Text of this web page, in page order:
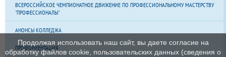
ВСЕРОССИЙСКОЕ ЧЕМПИОНАТНОЕ ДВИЖЕНИЕ ПО ПРОФЕССИОНАЛЬНОМУ МАСТЕРСТВУ
"ПРОФЕССИОНАЛЫ"
АНОНСЫ КОЛЛЕДЖА
ПРОФОРИЕНТАЦИЯ
Продолжая использовать наш сайт, вы даете согласие на
обработку файлов cookie, пользовательских данных (сведения о